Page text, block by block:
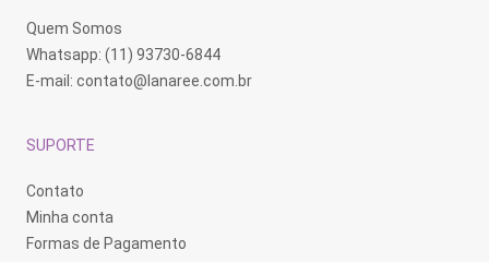
produto
Quem Somos
Whatsapp: (11) 93730-6844
E-mail: contato@lanaree.com.br
SUPORTE
Contato
Minha conta
Formas de Pagamento